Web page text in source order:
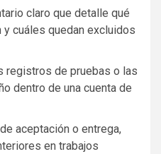
claro que detalle qué
cuáles quedan excluidos
registros de pruebas o las
dentro de una cuenta de
aceptación o entrega,
en trabajos